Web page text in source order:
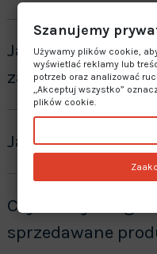
Jak otrzymać
zamówienie”?
Jaki jest czas
Czy oferujecie
sprzedawane
Szanujemy
Używamy plików cookie,
wyświetlać reklamy lub
potrzeb oraz analizować
„Akceptuj wszystko”
plików cookie.